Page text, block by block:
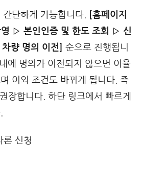
단하게 가능합니다.
[홈페이지
영 ▷ 본인인증 및 한도 조회 ▷ 신
량 명의 이전]
순으로 진행됩니
에 명의가 이전되지 않으면 이율
이외 조건도 바뀌게 됩니다. 즉
장합니다. 하단 링크에서 빠르게